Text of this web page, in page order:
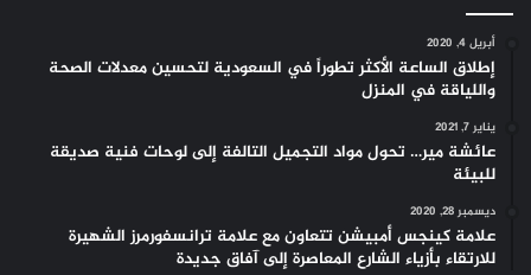
أبريل 4, 2020
إطلاق الساعة الأكثر تطوراً في السعودية لتحسين معدلات الصحة
واللياقة في المنزل
يناير 7, 2021
عائشة مير… تحول مواد التجميل التالفة إلى لوحات فنية صديقة
للبيئة
ديسمبر 28, 2020
علامة كينجس أمبيشن تتعاون مع علامة ترانسفورمرز الشهيرة
للارتقاء بأزياء الشارع المعاصرة إلى آفاق جديدة